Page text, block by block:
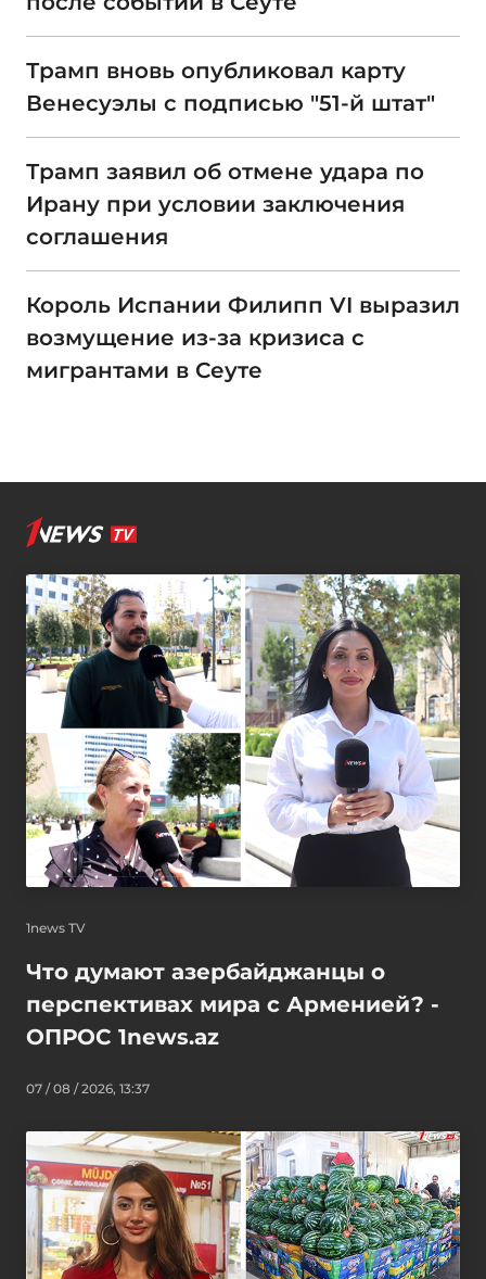
Трамп вновь опубликовал карту
Венесуэлы с подписью "51-й штат"
Трамп заявил об отмене удара по
Ирану при условии заключения
соглашения
Король Испании Филипп VI выразил
возмущение из-за кризиса с
мигрантами в Сеуте
1news TV
Что думают азербайджанцы о
перспективах мира с Арменией? -
ОПРОС 1news.az
07 / 08 / 2026, 13:37